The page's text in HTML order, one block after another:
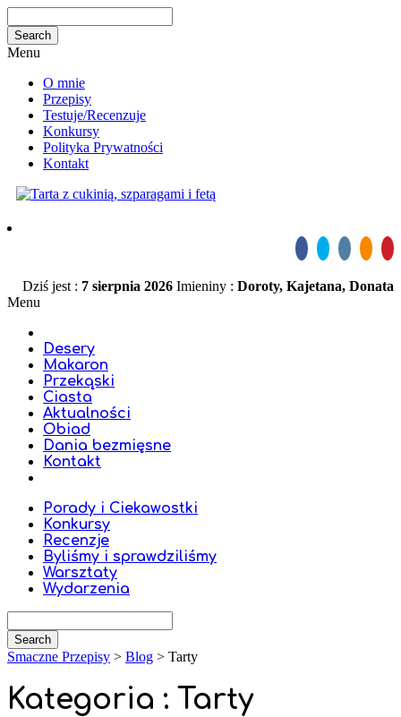
Menu
O mnie
Przepisy
Testuje/Recenzuje
Konkursy
Polityka Prywatności
Kontakt
Dziś jest : 7 sierpnia 2026 Imieniny : Doroty, Kajetana, Donata
Menu
Desery
Makaron
Przekąski
Ciasta
Aktualności
Obiad
Dania bezmięsne
Kontakt
Porady i Ciekawostki
Konkursy
Recenzje
Byliśmy i sprawdziliśmy
Warsztaty
Wydarzenia
Smaczne Przepisy > Blog > Tarty
Kategoria : Tarty